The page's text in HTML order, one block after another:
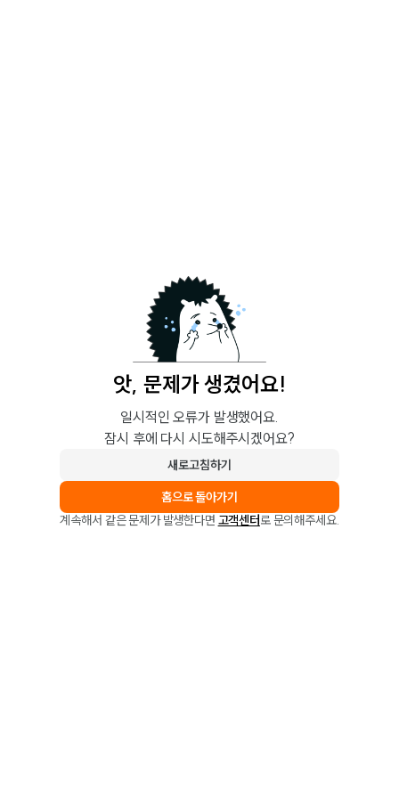
앗, 문제가 생겼어요!
일시적인 오류가 발생했어요.
잠시 후에 다시 시도해주시겠어요?
새로고침하기
홈으로 돌아가기
계속해서 같은 문제가 발생한다면 고객센터로 문의해주세요.